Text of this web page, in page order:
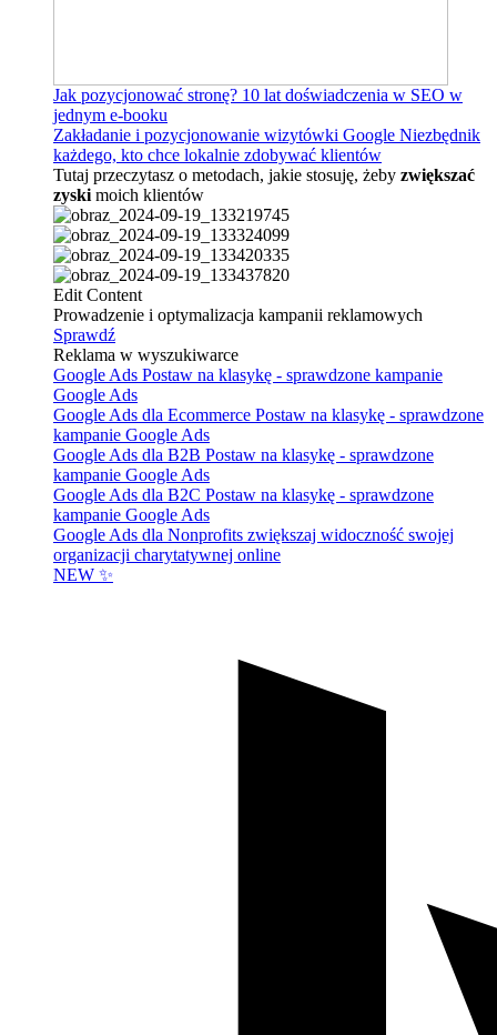
Jak pozycjonować stronę? 10 lat doświadczenia w SEO w
jednym e-booku
Zakładanie i pozycjonowanie wizytówki Google Niezbędnik
każdego, kto chce lokalnie zdobywać klientów
Tutaj przeczytasz o metodach, jakie stosuję, żeby zwiększać
zyski moich klientów
Edit Content
Prowadzenie i optymalizacja kampanii reklamowych
Sprawdź
Reklama w wyszukiwarce
Google Ads Postaw na klasykę - sprawdzone kampanie
Google Ads
Google Ads dla Ecommerce Postaw na klasykę - sprawdzone
kampanie Google Ads
Google Ads dla B2B Postaw na klasykę - sprawdzone
kampanie Google Ads
Google Ads dla B2C Postaw na klasykę - sprawdzone
kampanie Google Ads
Google Ads dla Nonprofits zwiększaj widoczność swojej
organizacji charytatywnej online
NEW ✨